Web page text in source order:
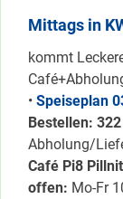
Mittags in
kommt
• Speiseplan
Bestellen:
Abholung/
Café Pi8
offen: Mo-Fr